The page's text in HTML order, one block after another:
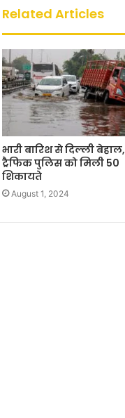
Related Articles
भारी बारिश से दिल्ली बेहाल,
ट्रैफिक पुलिस को मिली 50
शिकायते
August 1, 2024